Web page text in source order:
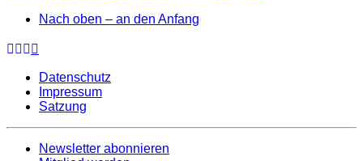
Nach oben – an den Anfang
Datenschutz
Impressum
Satzung
Newsletter abonnieren